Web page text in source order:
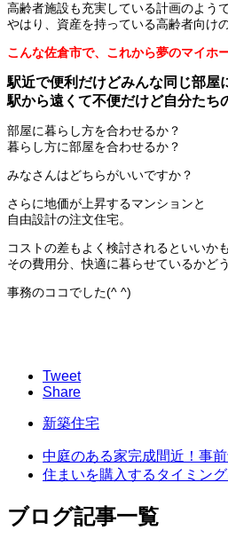
高齢者施設も充実している計画のようで
やはり、資産を持っている高齢者向け
こんな佐倉市で、これから夢のマイホ
駅近で便利だけどみんな同じ部屋
駅から遠くて不便だけど自分たち
部屋に暮らし方を合わせるか？
暮らし方に部屋を合わせるか？
みなさんはどちらがいいですか？
さらに地価が上昇するマンションと
自由設計の注文住宅。
コストの差もよく検討されるといいか
その費用分、快適に暮らせているかど
事務のココでした(^ ^)
Tweet
Share
新築住宅
中庭のある家完成間近！事
住まいを購入するタイミング
ブログ記事一覧